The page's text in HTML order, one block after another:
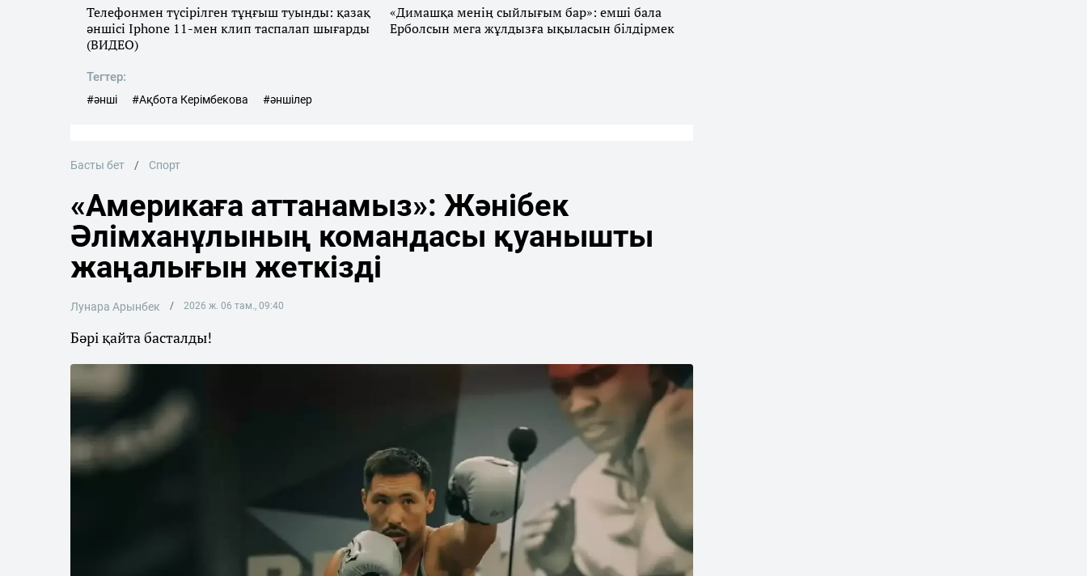
Телефонмен түсірілген тұңғыш туынды: қазақ
әншісі Iphone 11-мен клип таспалап шығарды
(ВИДЕО)
«Димашқа менің сыйлығым бар»: емші бала
Ерболсын мега жұлдызға ықыласын білдірмек
Тегтер:
#әнші #Ақбота Керімбекова #әншілер
Басты бет Спорт
«Америкаға аттанамыз»: Жәнібек
Әлімханұлының командасы қуанышты
жаңалығын жеткізді
Лунара Арынбек 2026 ж. 06 там., 09:40
Бәрі қайта басталды!